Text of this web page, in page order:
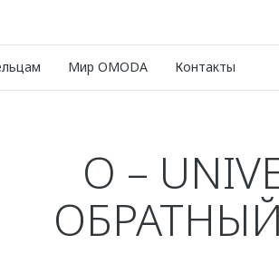
Мир OMODA Контакты
O –